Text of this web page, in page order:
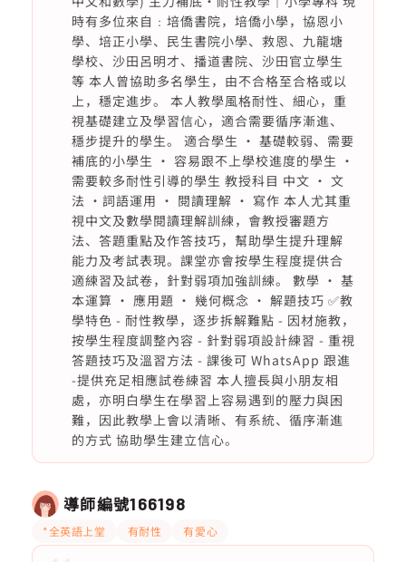
時有多位來自﹕培僑書院，培僑小學，協恩小
學、培正小學、民生書院小學、救恩、九龍塘
學校、沙田呂明才、播道書院、沙田官立學生
等 本人曾協助多名學生，由不合格至合格或以
上，穩定進步。 本人教學風格耐性、細心，重
視基礎建立及學習信心，適合需要循序漸進、
穩步提升的學生。 適合學生 • 基礎較弱、需要
補底的小學生 • 容易跟不上學校進度的學生 •
需要較多耐性引導的學生 教授科目 中文 • 文
法 •詞語運用 • 閱讀理解 • 寫作 本人尤其重
視中文及數學閱讀理解訓練，會教授審題方
法、答題重點及作答技巧，幫助學生提升理解
能力及考試表現。課堂亦會按學生程度提供合
適練習及試卷，針對弱項加強訓練。 數學 • 基
本運算 • 應用題 • 幾何概念 • 解題技巧 ✅教
學特色 - 耐性教學，逐步拆解難點 - 因材施教，
按學生程度調整內容 - 針對弱項設計練習 - 重視
答題技巧及溫習方法 - 課後可 WhatsApp 跟進
-提供充足相應試卷練習 本人擅長與小朋友相
處，亦明白學生在學習上容易遇到的壓力與困
難，因此教學上會以清晰、有系統、循序漸進
的方式 協助學生建立信心。
導師編號166198
*全英語上堂 有耐性 有愛心